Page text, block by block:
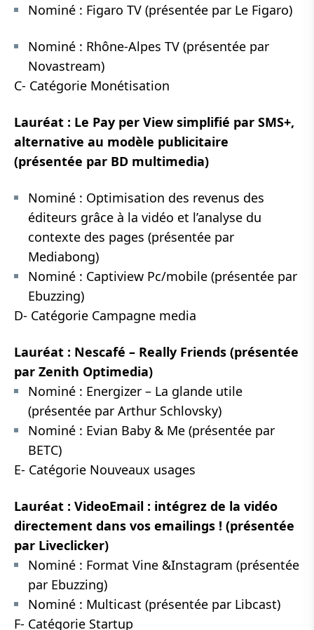
Nominé : Figaro TV (présentée par Le Figaro)
Nominé : Rhône-Alpes TV (présentée par
Novastream)
C- Catégorie Monétisation
Lauréat : Le Pay per View simplifié par SMS+,
alternative au modèle publicitaire
(présentée par BD multimedia)
Nominé : Optimisation des revenus des
éditeurs grâce à la vidéo et l’analyse du
contexte des pages (présentée par
Mediabong)
Nominé : Captiview Pc/mobile (présentée par
Ebuzzing)
D- Catégorie Campagne media
Lauréat : Nescafé – Really Friends (présentée
par Zenith Optimedia)
Nominé : Energizer – La glande utile
(présentée par Arthur Schlovsky)
Nominé : Evian Baby & Me (présentée par
BETC)
E- Catégorie Nouveaux usages
Lauréat : VideoEmail : intégrez de la vidéo
directement dans vos emailings ! (présentée
par Liveclicker)
Nominé : Format Vine &Instagram (présentée
par Ebuzzing)
Nominé : Multicast (présentée par Libcast)
F- Catégorie Startup